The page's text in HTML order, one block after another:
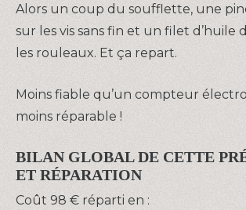
Alors un coup du soufflette, une
sur les vis sans fin et un filet d’huile
les rouleaux. Et ça repart.
Moins fiable qu’un compteur
moins réparable !
BILAN GLOBAL DE CETTE
ET RÉPARATION
Coût 98 € réparti en :